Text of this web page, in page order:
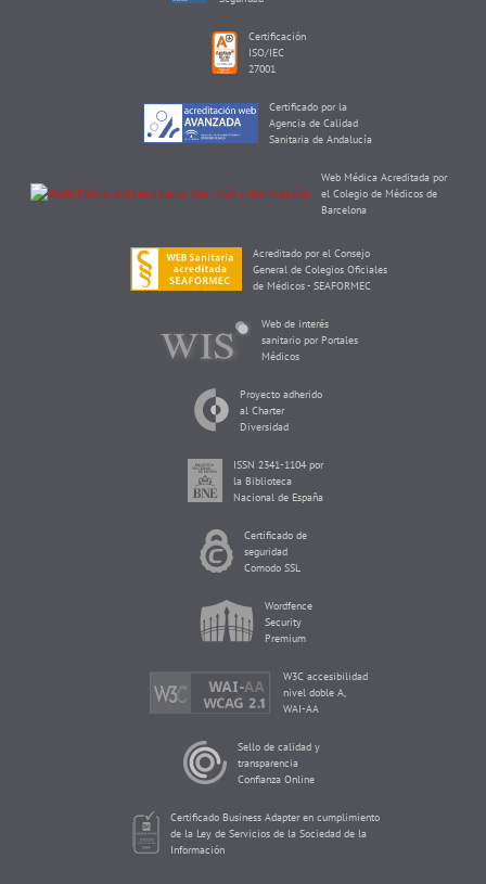
Certificación
ISO/IEC
27001
Certificado por la
Agencia de Calidad
Sanitaria de Andalucía
Web Médica Acreditada por
el Colegio de Médicos de
Barcelona
Acreditado por el Consejo
General de Colegios Oficiales
de Médicos - SEAFORMEC
Web de interés
sanitario por Portales
Médicos
Proyecto adherido
al Charter
Diversidad
ISSN 2341-1104 por
la Biblioteca
Nacional de España
Certificado de
seguridad
Comodo SSL
Wordfence
Security
Premium
W3C accesibilidad
nivel doble A,
WAI-AA
Sello de calidad y
transparencia
Confianza Online
Certificado Business Adapter en cumplimiento
de la Ley de Servicios de la Sociedad de la
Información